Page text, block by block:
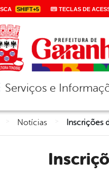
SHIFT+5 TECLAS DE
menu principal de
Serviços e
está aqui:
Notícias
Inscrições dos candidatos ao Conselho Tutelar segue até o